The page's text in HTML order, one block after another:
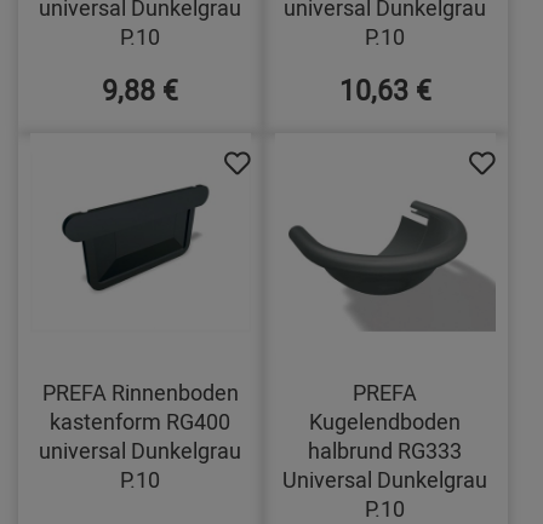
universal Dunkelgrau
P.10
9,88 €
universal Dunkelgrau
P.10
10,63 €
PREFA Rinnenboden
kastenform RG400
universal Dunkelgrau
P.10
PREFA
Kugelendboden
halbrund RG333
Universal Dunkelgrau
P.10